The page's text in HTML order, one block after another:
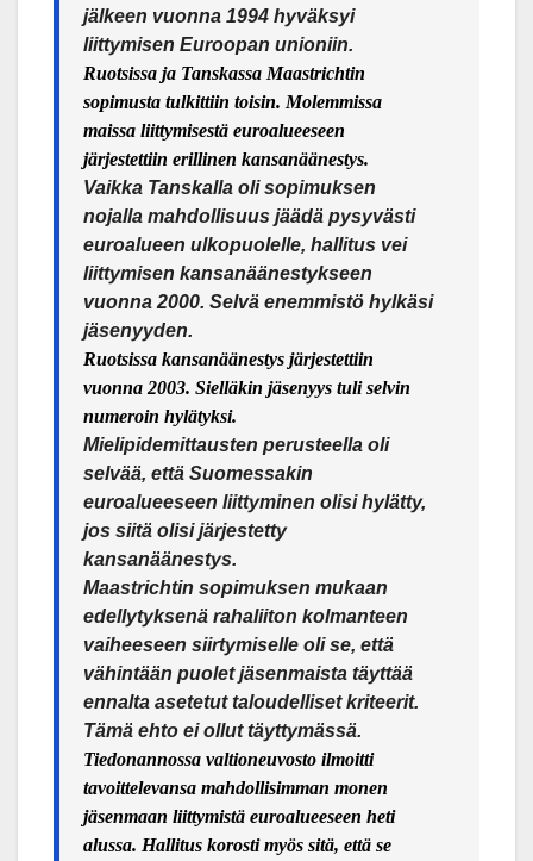
jälkeen vuonna 1994 hyväksyi
liittymisen Euroopan unioniin.
Ruotsissa ja Tanskassa Maastrichtin
sopimusta tulkittiin toisin. Molemmissa
maissa liittymisestä euroalueeseen
järjestettiin erillinen kansanäänestys.
Vaikka Tanskalla oli sopimuksen
nojalla mahdollisuus jäädä pysyvästi
euroalueen ulkopuolelle, hallitus vei
liittymisen kansanäänestykseen
vuonna 2000. Selvä enemmistö hylkäsi
jäsenyyden.
Ruotsissa kansanäänestys järjestettiin
vuonna 2003. Sielläkin jäsenyys tuli selvin
numeroin hylätyksi.
Mielipidemittausten perusteella oli
selvää, että Suomessakin
euroalueeseen liittyminen olisi hylätty,
jos siitä olisi järjestetty
kansanäänestys.
Maastrichtin sopimuksen mukaan
edellytyksenä rahaliiton kolmanteen
vaiheeseen siirtymiselle oli se, että
vähintään puolet jäsenmaista täyttää
ennalta asetetut taloudelliset kriteerit.
Tämä ehto ei ollut täyttymässä.
Tiedonannossa valtioneuvosto ilmoitti
tavoittelevansa mahdollisimman monen
jäsenmaan liittymistä euroalueeseen heti
alussa. Hallitus korosti myös sitä, että se